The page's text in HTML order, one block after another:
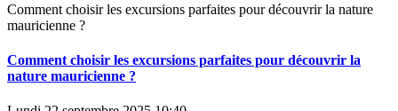
Comment choisir les excursions parfaites pour découvrir la nature
mauricienne ?
Comment choisir les excursions parfaites pour découvrir la
nature mauricienne ?